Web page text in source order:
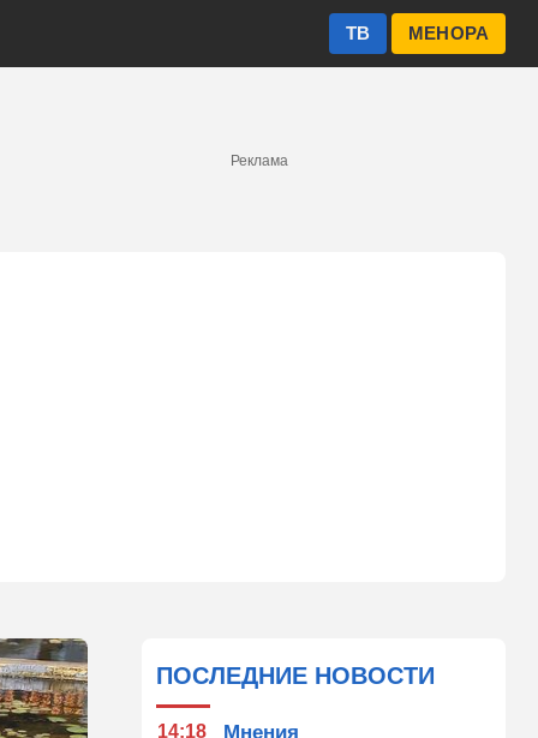
МЕНОРА
ТВ
Реклама
ПОСЛЕДНИЕ НОВОСТИ
14:18 Мнения